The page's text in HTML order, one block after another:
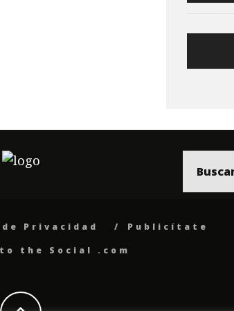
Privacidad
Publicítate
the Social .com